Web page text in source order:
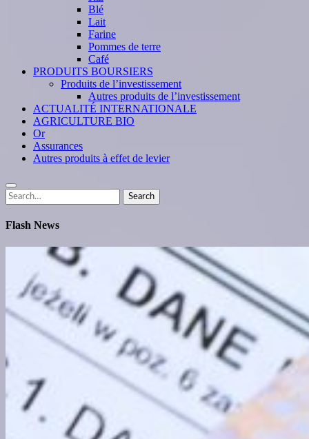
Blé
Lait
Farine
Pommes de terre
Café
PRODUITS BOURSIERS
Produits de l’investissement
Autres produits de l’investissement
ACTUALITÉ INTERNATIONALE
AGRICULTURE BIO
Or
Assurances
Autres produits à effet de levier
Search
for:
Search
Flash News